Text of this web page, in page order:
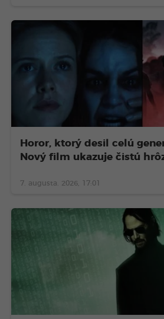
Horor, ktorý desil celú
Nový film ukazuje čistú
7. augusta. 2026, 17:01